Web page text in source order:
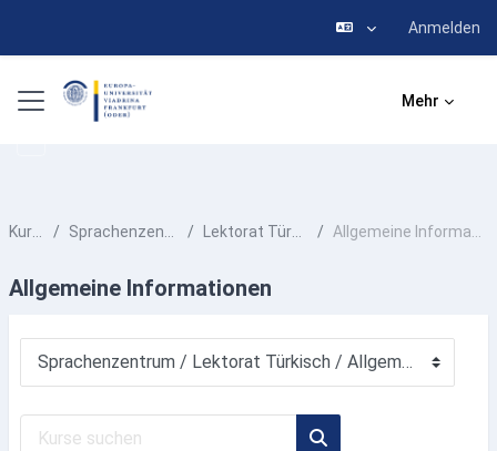
Anmelden
Website-Übersicht Mehr
Kurse Sprachenzentrum Lektorat Türkisch Allgemeine Informationen
Allgemeine Informationen
Kursbereiche